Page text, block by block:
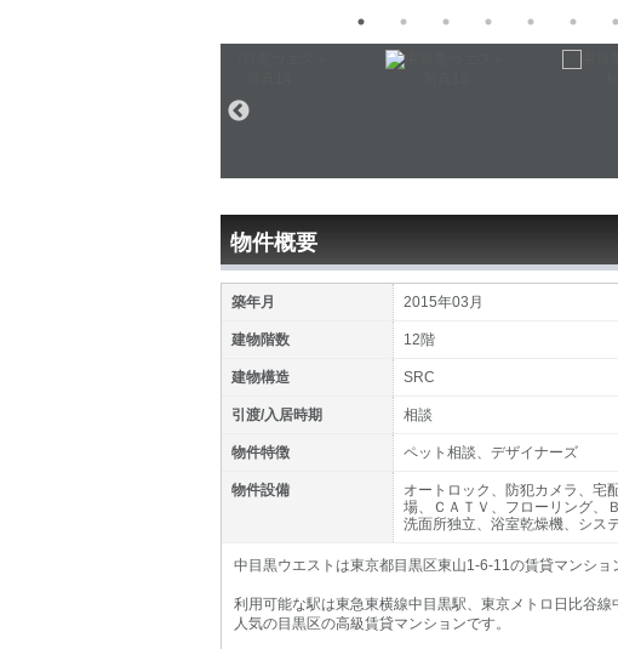
物件概要
築年月 2015年03月
建物階数 12階
建物構造 SRC
引渡/入居時期 相談
物件特徴 ペット相談、デザイナーズ
物件設備
オートロック、防犯カメラ、宅
場、ＣＡＴＶ、フローリング、
洗面所独立、浴室乾燥機、シス
中目黒ウエストは東京都目黒区東山1-6-11の賃貸マンショ
利用可能な駅は東急東横線中目黒駅、東京メトロ日比谷線
人気の目黒区の高級賃貸マンションです。